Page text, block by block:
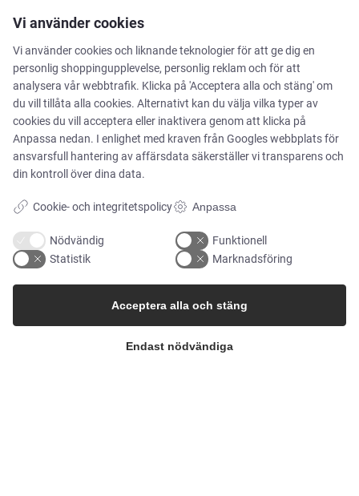
Kontakta oss
Nyhetsbrev
Presscenter
Vi använder cookies
Vi använder cookies och liknande teknologier för att ge dig en
personlig shoppingupplevelse, personlig reklam och för att
analysera vår webbtrafik. Klicka på 'Acceptera alla och stäng' om
du vill tillåta alla cookies. Alternativt kan du välja vilka typer av
cookies du vill acceptera eller inaktivera genom att klicka på
Anpassa nedan. I enlighet med kraven från Googles webbplats för
ansvarsfull hantering av affärsdata säkerställer vi transparens och
din kontroll över dina data.
Cookie- och integritetspolicy Anpassa
Nödvändig
Funktionell
Statistik
Marknadsföring
Endast nödvändiga
Acceptera alla och stäng